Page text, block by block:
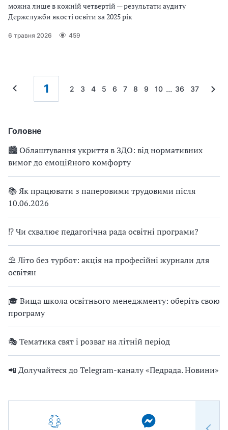
Головне
🏙 Облаштування укриття в ЗДО: від нормативних
вимог до емоційного комфорту
📚 Як працювати з паперовими трудовими після
10.06.2026
⁉ Чи схвалює педагогічна рада освітні програми?
⛱ Літо без турбот: акція на професійні журнали для
освітян
🎓 Вища школа освітнього менеджменту: оберіть свою
програму
🎭 Тематика свят і розваг на літній період
📲 Долучайтеся до Telegram-каналу «Педрада. Новини»
можна лише в кожній четвертій — результати аудиту
Держслужби якості освіти за 2025 рік
6 травня 2026 459
1 2 3 4 5 6 7 8 9 10 ... 36 37